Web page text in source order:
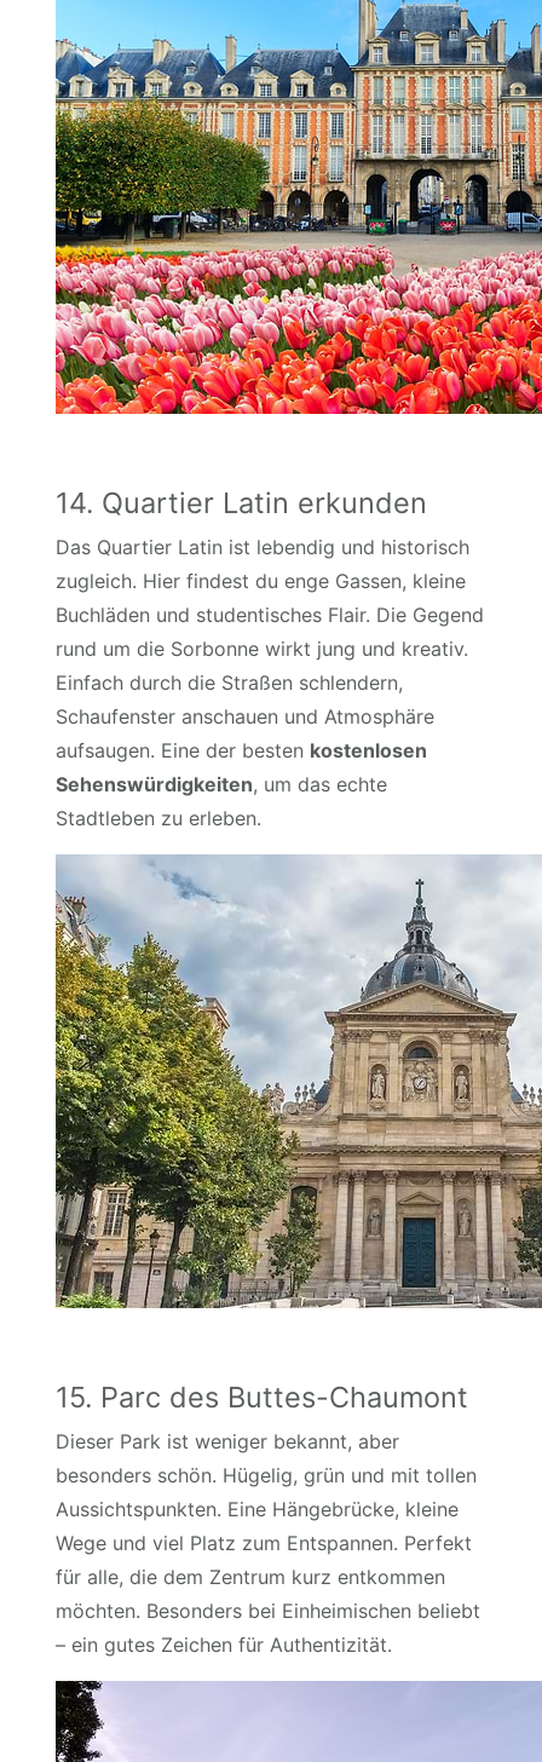
14. Quartier Latin erkunden
Das Quartier Latin ist lebendig und historisch
zugleich. Hier findest du enge Gassen, kleine
Buchläden und studentisches Flair. Die Gegend
rund um die Sorbonne wirkt jung und kreativ.
Einfach durch die Straßen schlendern,
Schaufenster anschauen und Atmosphäre
aufsaugen. Eine der besten kostenlosen
Sehenswürdigkeiten, um das echte
Stadtleben zu erleben.
15. Parc des Buttes-Chaumont
Dieser Park ist weniger bekannt, aber
besonders schön. Hügelig, grün und mit tollen
Aussichtspunkten. Eine Hängebrücke, kleine
Wege und viel Platz zum Entspannen. Perfekt
für alle, die dem Zentrum kurz entkommen
möchten. Besonders bei Einheimischen beliebt
– ein gutes Zeichen für Authentizität.